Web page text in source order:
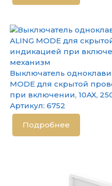
Выключатель
MODE для скрытой
при включении, 10АХ,
Артикул: 6752
Подробнее